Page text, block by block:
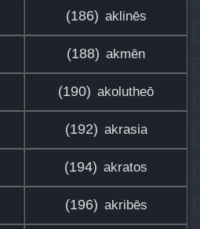
(186) aklinēs
(188) akmēn
(190) akolutheō
(192) akrasia
(194) akratos
(196) akribēs